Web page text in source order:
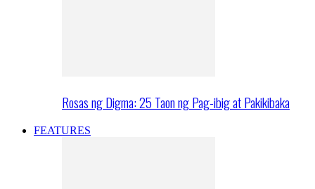
Rosas ng Digma: 25 Taon ng Pag-ibig at Pakikibaka
FEATURES